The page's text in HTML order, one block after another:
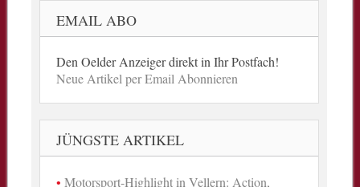
EMAIL ABO
Den Oelder Anzeiger direkt in Ihr Postfach!
Neue Artikel per Email Abonnieren
JÜNGSTE ARTIKEL
Motorsport-Highlight in Vellern: Action,